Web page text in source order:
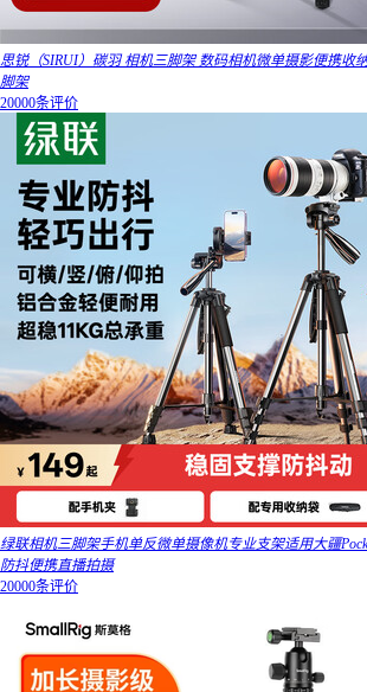
思锐（SIRUI）碳羽 相机三脚架 数码相机微单摄影便携收
脚架
20000条评价
绿联相机三脚架手机单反微单摄像机专业支架适用大疆
防抖便携直播拍摄
20000条评价